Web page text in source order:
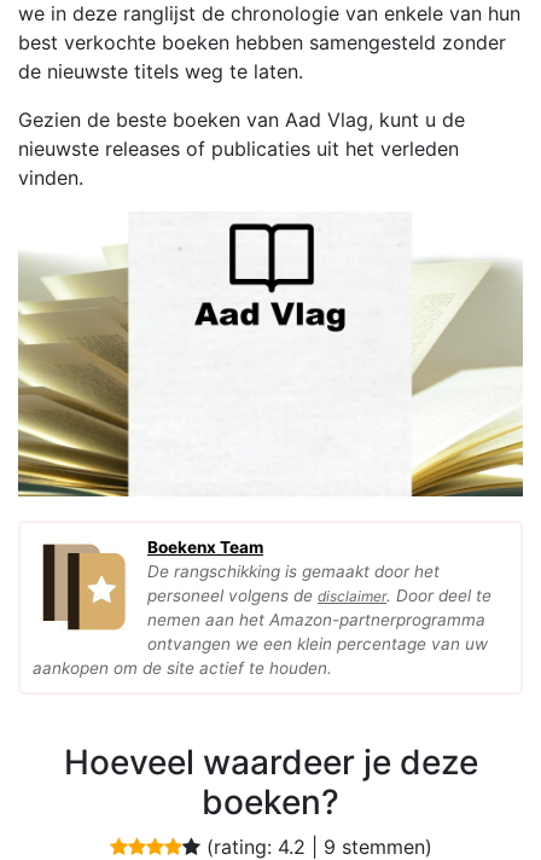
we in deze ranglijst de chronologie van enkele van hun
best verkochte boeken hebben samengesteld zonder
de nieuwste titels weg te laten.
Gezien de beste boeken van Aad Vlag, kunt u de
nieuwste releases of publicaties uit het verleden
vinden.
Boekenx Team
De rangschikking is gemaakt door het
personeel volgens de disclaimer. Door deel te
nemen aan het Amazon-partnerprogramma
ontvangen we een klein percentage van uw
aankopen om de site actief te houden.
Hoeveel waardeer je deze
boeken?
(rating: 4.2 9 stemmen)